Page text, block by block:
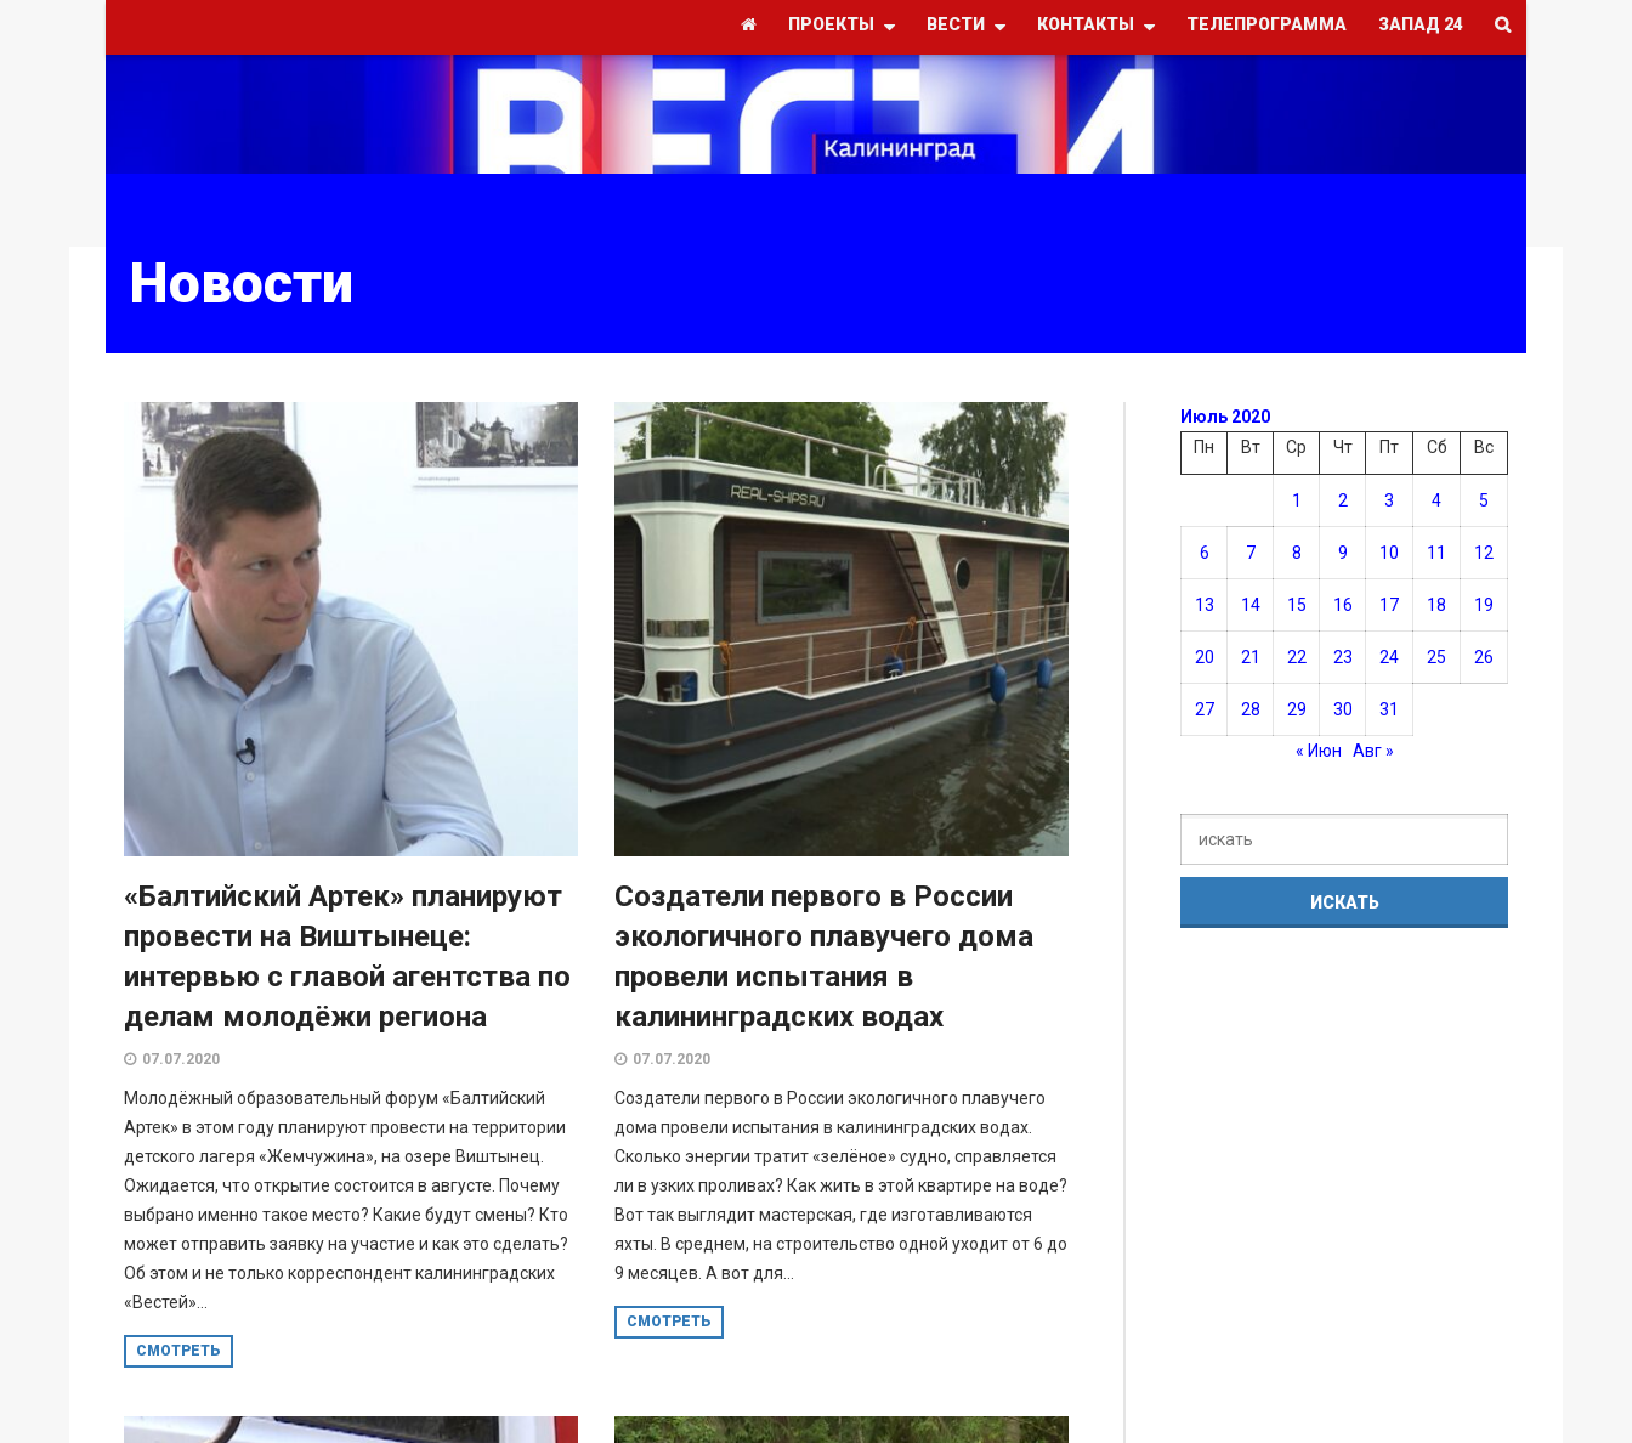
ПРОЕКТЫ ВЕСТИ КОНТАКТЫ ТЕЛЕПРОГРАММА ЗАПАД 24
Новости
«Балтийский Артек» планируют
провести на Виштынеце:
интервью с главой агентства по
делам молодёжи региона
07.07.2020
Молодёжный образовательный форум «Балтийский
Артек» в этом году планируют провести на территории
детского лагеря «Жемчужина», на озере Виштынец.
Ожидается, что открытие состоится в августе. Почему
выбрано именно такое место? Какие будут смены? Кто
может отправить заявку на участие и как это сделать?
Об этом и не только корреспондент калининградских
«Вестей»...
СМОТРЕТЬ
Создатели первого в России
экологичного плавучего дома
провели испытания в
калининградских водах
07.07.2020
Создатели первого в России экологичного плавучего
дома провели испытания в калининградских водах.
Сколько энергии тратит «зелёное» судно, справляется
ли в узких проливах? Как жить в этой квартире на воде?
Вот так выглядит мастерская, где изготавливаются
яхты. В среднем, на строительство одной уходит от 6 до
9 месяцев. А вот для...
СМОТРЕТЬ
Июль 2020
Пн
Вт Ср Чт Пт Сб Вс
1 2 3 4 5
6 7 8 9 10 11 12
13 14 15 16 17 18 19
20 21 22 23 24 25 26
27 28 29 30 31
« Июн Авг »